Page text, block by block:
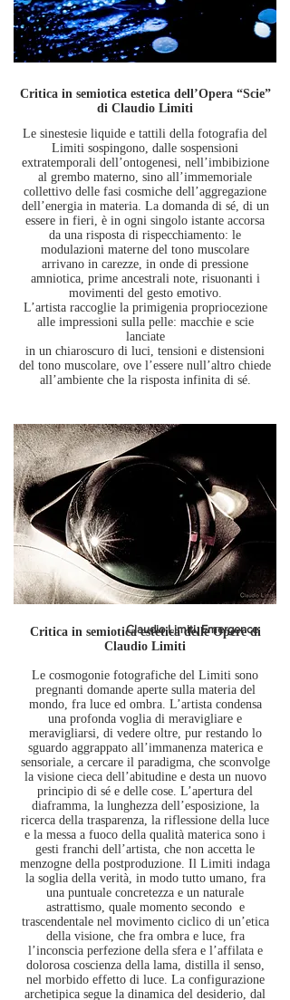
Critica in semiotica estetica dell’Opera “Scie”
di Claudio Limiti
Le sinestesie liquide e tattili della fotografia del
Limiti sospingono, dalle sospensioni
extratemporali dell’ontogenesi, nell’imbibizione
al grembo materno, sino all’immemoriale
collettivo delle fasi cosmiche dell’aggregazione
dell’energia in materia. La domanda di sé, di un
essere in fieri, è in ogni singolo istante accorsa
da una risposta di rispecchiamento: le
modulazioni materne del tono muscolare
arrivano in carezze, in onde di pressione
amniotica, prime ancestrali note, risuonanti i
movimenti del gesto emotivo.
L’artista raccoglie la primigenia propriocezione
alle impressioni sulla pelle: macchie e scie
lanciate
in un chiaroscuro di luci, tensioni e distensioni
del tono muscolare, ove l’essere null’altro chiede
all’ambiente che la risposta infinita di sé.
Claudio Limiti, Emergence
Critica in semiotica estetica delle Opere di
Claudio Limiti
Le cosmogonie fotografiche del Limiti sono
pregnanti domande aperte sulla materia del
mondo, fra luce ed ombra. L’artista condensa
una profonda voglia di meravigliare e
meravigliarsi, di vedere oltre, pur restando lo
sguardo aggrappato all’immanenza materica e
sensoriale, a cercare il paradigma, che sconvolge
la visione cieca dell’abitudine e desta un nuovo
principio di sé e delle cose. L’apertura del
diaframma, la lunghezza dell’esposizione, la
ricerca della trasparenza, la riflessione della luce
e la messa a fuoco della qualità materica sono i
gesti franchi dell’artista, che non accetta le
menzogne della postproduzione. Il Limiti indaga
la soglia della verità, in modo tutto umano, fra
una puntuale concretezza e un naturale
astrattismo, quale momento secondo e
trascendentale nel movimento ciclico di un’etica
della visione, che fra ombra e luce, fra
l’inconscia perfezione della sfera e l’affilata e
dolorosa coscienza della lama, distilla il senso,
nel morbido effetto di luce. La configurazione
archetipica segue la dinamica del desiderio, dal